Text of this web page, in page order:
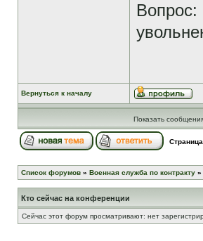
Вопрос:
Вернуться к началу
Показать
Страница
Список форумов » Военная служба по контракту »
Кто сейчас на конференции
Сейчас этот форум просматривают: нет